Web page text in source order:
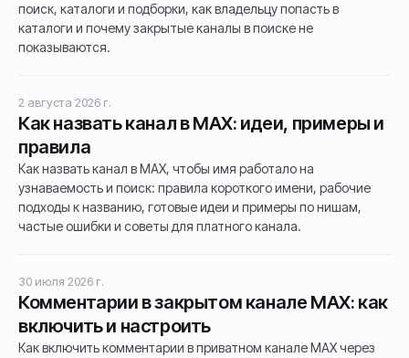
поиск, каталоги и подборки, как владельцу попасть в
каталоги и почему закрытые каналы в поиске не
показываются.
2 августа 2026 г.
Как назвать канал в MAX: идеи, примеры и
правила
Как назвать канал в MAX, чтобы имя работало на
узнаваемость и поиск: правила короткого имени, рабочие
подходы к названию, готовые идеи и примеры по нишам,
частые ошибки и советы для платного канала.
30 июля 2026 г.
Комментарии в закрытом канале MAX: как
включить и настроить
Как включить комментарии в приватном канале MAX через